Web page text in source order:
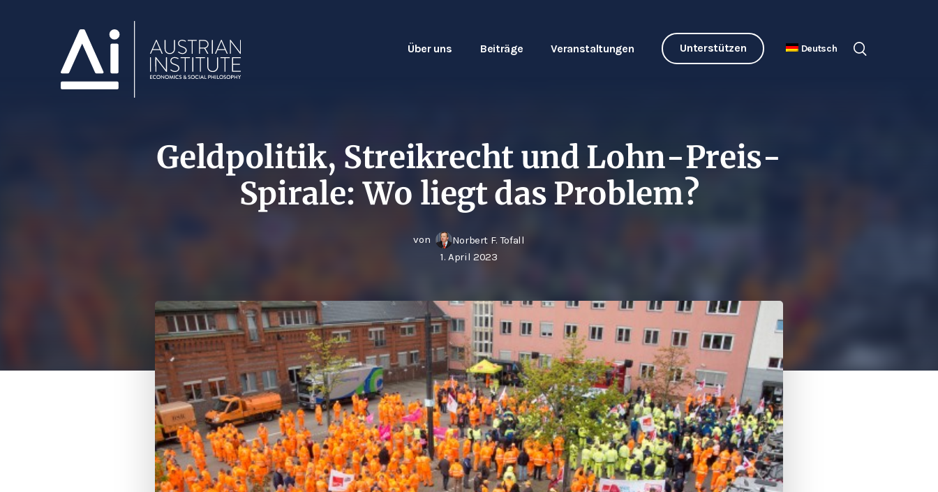
Über uns Beiträge Veranstaltungen Unterstützen Deutsch
Geldpolitik, Streikrecht und Lohn-Preis-
Spirale: Wo liegt das Problem?
von
Norbert F. Tofall
1. April 2023